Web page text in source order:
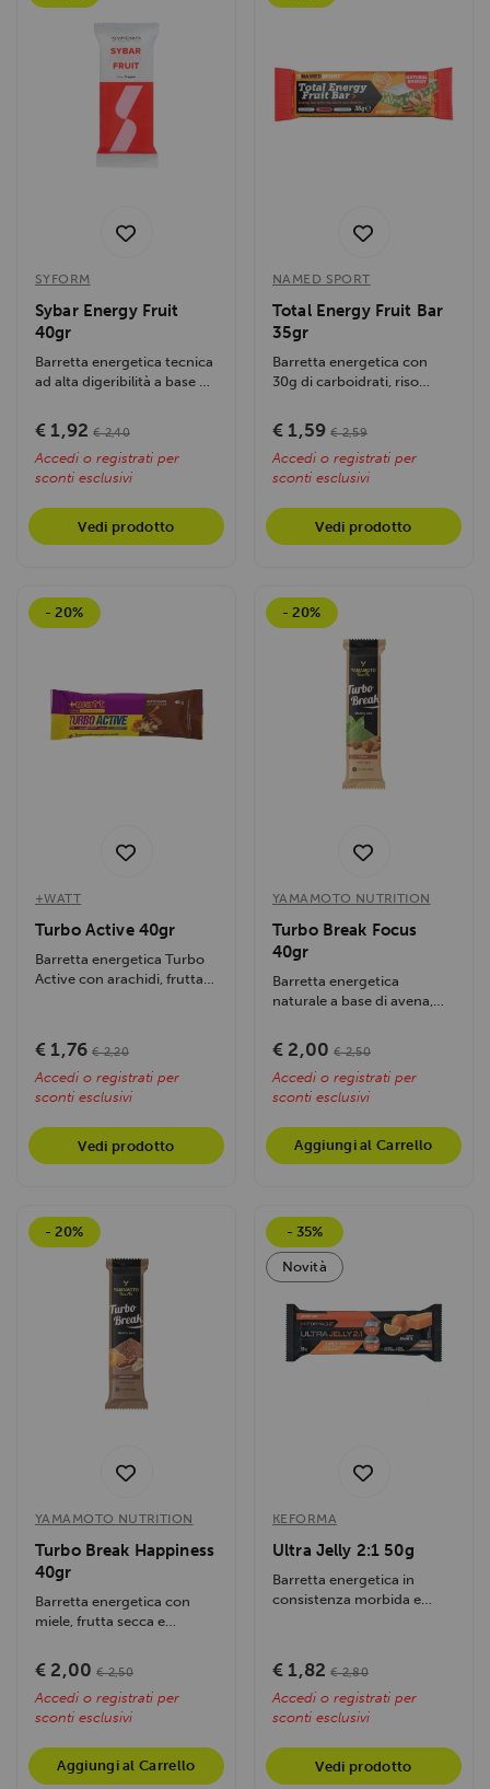
SYFORM
Sybar Energy Fruit
40gr
Barretta energetica tecnica
ad alta digeribilità a base di
€ 1,92 € 2,40
Accedi o registrati per
sconti esclusivi
Vedi prodotto
NAMED SPORT
Total Energy Fruit Bar
35gr
Barretta energetica con
30g di carboidrati, riso
arricchita...
€ 1,59 € 2,59
Accedi o registrati per
sconti esclusivi
Vedi prodotto
- 20%
+WATT
Turbo Active 40gr
Barretta energetica Turbo
Active con arachidi, frutta
€ 1,76 € 2,20
Accedi o registrati per
sconti esclusivi
Vedi prodotto
- 20%
YAMAMOTO NUTRITION
Turbo Break Focus
40gr
Barretta energetica
naturale a base di avena,
con...
€ 2,00 € 2,50
Accedi o registrati per
sconti esclusivi
Aggiungi al Carrello
- 20%
YAMAMOTO NUTRITION
Turbo Break Happiness
40gr
Barretta energetica con
miele, frutta secca e
energia...
€ 2,00 € 2,50
Accedi o registrati per
sconti esclusivi
Aggiungi al Carrello
- 35%
Novità
KEFORMA
Ultra Jelly 2:1 50g
Barretta energetica in
consistenza morbida e
€ 1,82 € 2,80
Accedi o registrati per
sconti esclusivi
Vedi prodotto